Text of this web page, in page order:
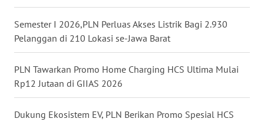
Semester I 2026,PLN Perluas Akses Listrik Bagi 2.930
Pelanggan di 210 Lokasi se-Jawa Barat
PLN Tawarkan Promo Home Charging HCS Ultima Mulai
Rp12 Jutaan di GIIAS 2026
Dukung Ekosistem EV, PLN Berikan Promo Spesial HCS
TOBA
NIAS
LANGKAT